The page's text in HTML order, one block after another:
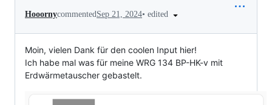
HooornycommentedSep 21, 2024• edited
Moin, vielen Dank für den coolen Input hier!
Ich habe mal was für meine WRG 134 BP-HK-v mit
Erdwärmetauscher gebastelt.